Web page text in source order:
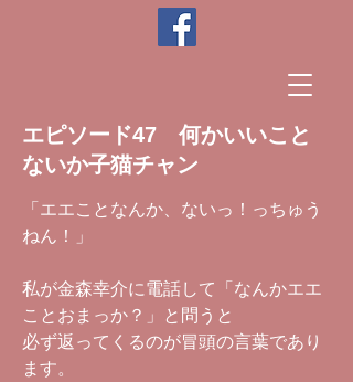
エピソード47 何かいいこと
ないか子猫チャン
「エエことなんか、ないっ！っちゅう
ねん！」
私が金森幸介に電話して「なんかエエ
ことおまっか？」と問うと
必ず返ってくるのが冒頭の言葉であり
ます。